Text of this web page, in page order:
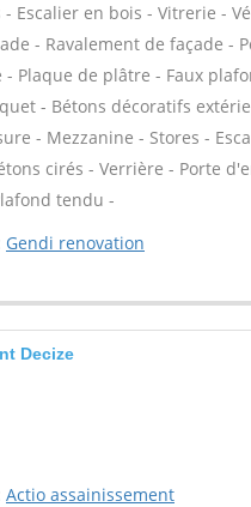
Escalier en bois - Vitrerie -
- Ravalement de façade -
- Plaque de plâtre - Faux
- Bétons décoratifs
- Mezzanine - Stores -
cirés - Verrière - Porte
tendu -
Gendi renovation
Decize
Actio assainissement